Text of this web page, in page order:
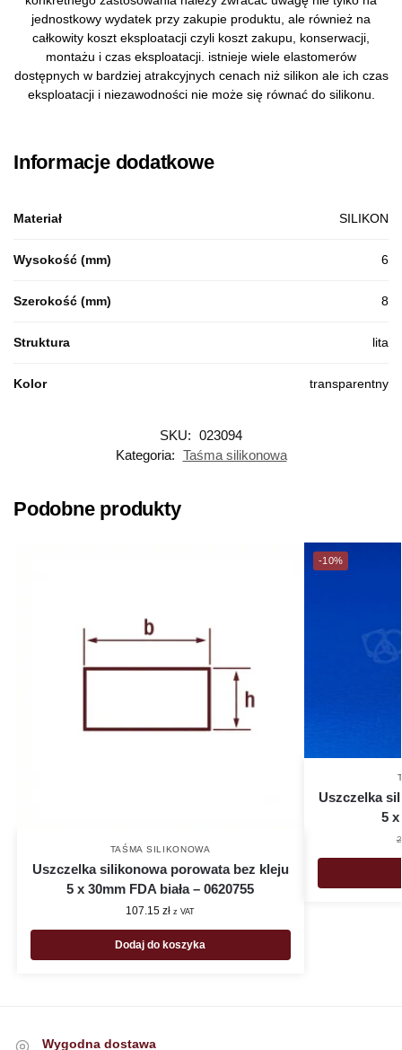
jednostkowy wydatek przy zakupie produktu, ale również na
całkowity koszt eksploatacji czyli koszt zakupu, konserwacji,
montażu i czas eksploatacji. istnieje wiele elastomerów
dostępnych w bardziej atrakcyjnych cenach niż silikon ale ich czas
eksploatacji i niezawodności nie może się równać do silikonu.
Informacje dodatkowe
Materiał SILIKON
Wysokość (mm) 6
Szerokość (mm) 8
Struktura lita
Kolor transparentny
SKU: 023094
Kategoria: Taśma silikonowa
Podobne produkty
TAŚMA SILIKONOWA
Uszczelka silikonowa porowata bez kleju
5 x 30mm FDA biała – 0620755
107.15zł z VAT
Dodaj do koszyka
-10%
Uszczelka
5 x
Wygodna dostawa